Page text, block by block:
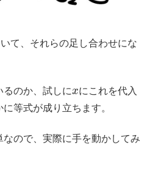
て、それらの足し合わせにな
のか、試しに
にこれを代入
等式が成り立ちます。
ので、実際に手を動かしてみ